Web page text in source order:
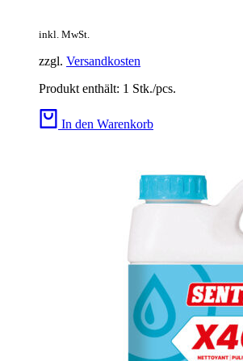
inkl. MwSt.
zzgl. Versandkosten
Produkt enthält: 1 Stk./pcs.
In den Warenkorb